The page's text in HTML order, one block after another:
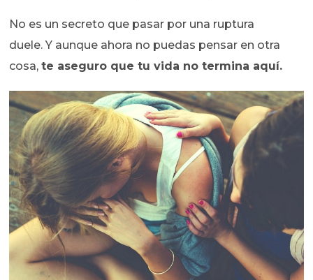
No es un secreto que pasar por una ruptura
duele. Y aunque ahora no puedas pensar en otra
cosa,te aseguro que tu vida no termina aquí.